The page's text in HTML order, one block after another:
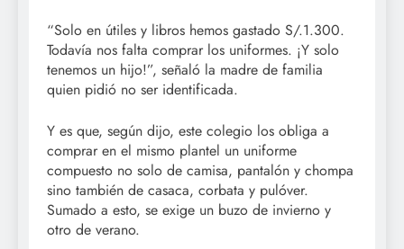
“Solo en útiles y libros hemos gastado S/.1.300.
Todavía nos falta comprar los uniformes. ¡Y solo
tenemos un hijo!”, señaló la madre de familia
quien pidió no ser identificada.
Y es que, según dijo, este colegio los obliga a
comprar en el mismo plantel un uniforme
compuesto no solo de camisa, pantalón y chompa
sino también de casaca, corbata y pulóver.
Sumado a esto, se exige un buzo de invierno y
otro de verano.